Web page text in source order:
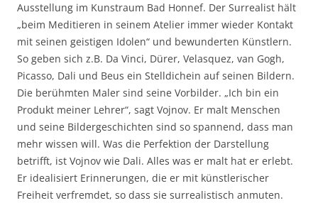
Ausstellung im Kunstraum Bad Honnef. Der Surrealist hält
„beim Meditieren in seinem Atelier immer wieder Kontakt
mit seinen geistigen Idolen“ und bewunderten Künstlern.
So geben sich z.B. Da Vinci, Dürer, Velasquez, van Gogh,
Picasso, Dali und Beus ein Stelldichein auf seinen Bildern.
Die berühmten Maler sind seine Vorbilder. „Ich bin ein
Produkt meiner Lehrer“, sagt Vojnov. Er malt Menschen
und seine Bildergeschichten sind so spannend, dass man
mehr wissen will. Was die Perfektion der Darstellung
betrifft, ist Vojnov wie Dali. Alles was er malt hat er erlebt.
Er idealisiert Erinnerungen, die er mit künstlerischer
Freiheit verfremdet, so dass sie surrealistisch anmuten.